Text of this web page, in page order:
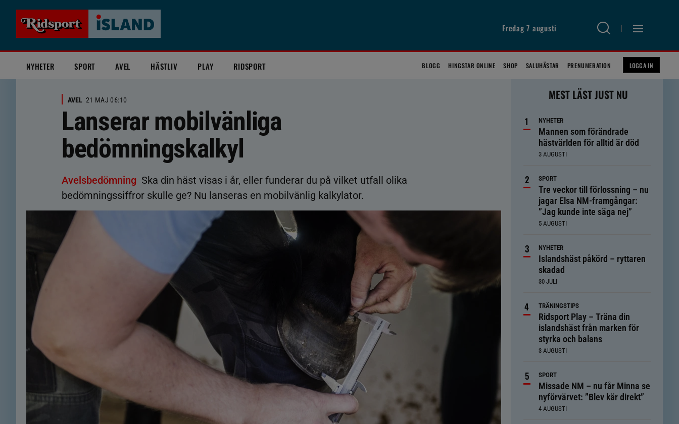
Fredag 7 augusti
NYHETER SPORT AVEL HÄSTLIV PLAY RIDSPORT BLOGG HINGSTAR ONLINE SHOP SALUHÄSTAR PRENUMERATION LOGGA IN
AVEL 21 MAJ 06:10
Lanserar mobilvänliga
bedömningskalkyl
Avelsbedömning Ska din häst visas i år, eller funderar du på vilket utfall olika
bedömningssiffror skulle ge? Nu lanseras en mobilvänlig kalkylator.
MEST LÄST JUST NU
NYHETER
Mannen som förändrade
hästvärlden för alltid är död
3 AUGUSTI
SPORT
Tre veckor till förlossning – nu
jagar Elsa NM-framgångar:
”Jag kunde inte säga nej”
5 AUGUSTI
NYHETER
Islandshäst påkörd – ryttaren
skadad
30 JULI
TRÄNINGSTIPS
Ridsport Play – Träna din
islandshäst från marken för
styrka och balans
3 AUGUSTI
SPORT
Missade NM – nu får Minna se
nyförvärvet: ”Blev kär direkt”
4 AUGUSTI